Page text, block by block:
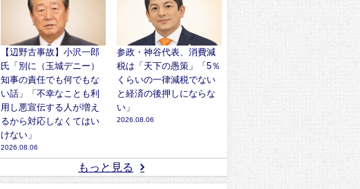
【辺野古事故】小沢一郎
氏「別に（玉城デニー）
知事の責任でも何でもな
い話」「不幸なことも利
用し悪宣伝する人が増え
るから対応しなくてはい
けない」
2026.08.06
参政・神谷代表、消費減
税は「天下の愚策」「5％
くらいの一律減税でない
と経済の後押しにならな
い」
2026.08.06
もっと見る